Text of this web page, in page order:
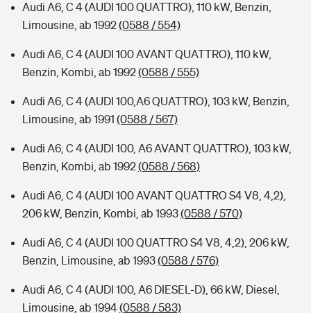
Audi A6, C 4 (AUDI 100 QUATTRO), 110 kW, Benzin,
Limousine, ab 1992(0588 / 554)
Audi A6, C 4 (AUDI 100 AVANT QUATTRO), 110 kW,
Benzin, Kombi, ab 1992(0588 / 555)
Audi A6, C 4 (AUDI 100,A6 QUATTRO), 103 kW, Benzin,
Limousine, ab 1991 (0588 / 567)
Audi A6, C 4 (AUDI 100, A6 AVANT QUATTRO), 103 kW,
Benzin, Kombi, ab 1992(0588 / 568)
Audi A6, C 4 (AUDI 100 AVANT QUATTRO S4 V8, 4,2),
206 kW, Benzin, Kombi, ab 1993(0588 / 570)
Audi A6, C 4 (AUDI 100 QUATTRO S4 V8, 4,2), 206 kW,
Benzin, Limousine, ab 1993(0588 / 576)
Audi A6, C 4 (AUDI 100, A6 DIESEL-D), 66 kW, Diesel,
Limousine, ab 1994(0588 / 583)